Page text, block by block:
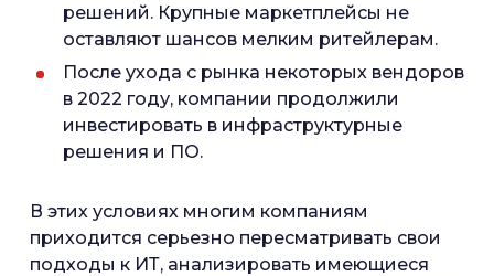
решений. Крупные маркетплейсы не
оставляют шансов мелким ритейлерам.
После ухода с рынка некоторых вендоров
в 2022 году, компании продолжили
инвестировать в инфраструктурные
решения и ПО.
В этих условиях многим компаниям
приходится серьезно пересматривать свои
подходы к ИТ, анализировать имеющиеся